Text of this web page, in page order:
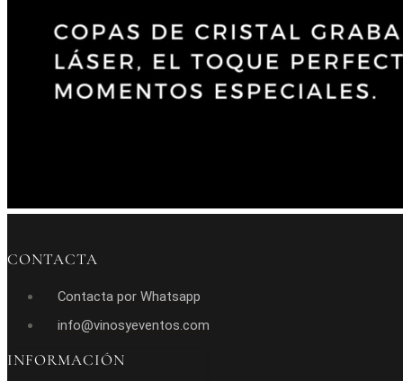
CONTACTA
Contacta por Whatsapp
info@vinosyeventos.com
INFORMACIÓN